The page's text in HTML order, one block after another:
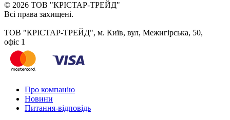
© 2026 ТОВ "КРІСТАР-ТРЕЙД"
Всі права захищені.
ТОВ "КРІСТАР-ТРЕЙД", м. Київ, вул, Межигірська, 50,
офіс 1
Про компанію
Новини
Питання-відповідь